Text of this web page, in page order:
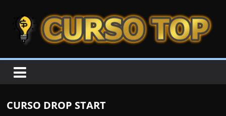
CURSOTOP
s
e
CURSO DROP START